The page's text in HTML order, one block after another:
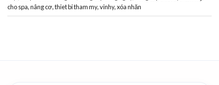
cho spa,nâng cơ,thiet bi tham my,vinhy,xóa nhăn